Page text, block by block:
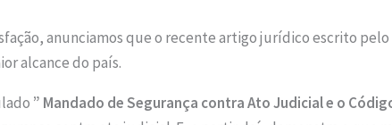
anunciamos que o recente artigo jurídico escrito
alcance do país.
” Mandado de Segurança contra Ato Judicial e o